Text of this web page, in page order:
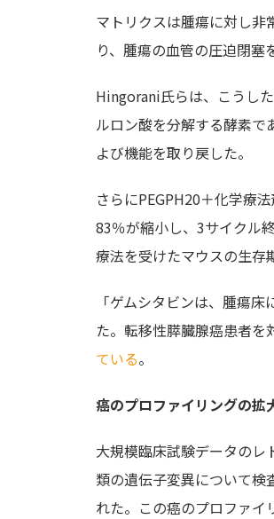
マトリクスは腫瘍に対し非
り、腫瘍の血管の圧迫閉塞
Hingorani氏らは、こうし
ルロン酸を分解する酵素で
よび機能を取り戻した。
さらにPEGPH20＋化学療
83％が縮小し、3サイクル
療法を受けたマウスの生存
「ゲムシタビンは、腫瘍
た。転移性膵臓腺癌患者を
ている。
癌のプロファイリングの拡
大規模臨床試験データのレ
類の遺伝子変異について検
れた。この癌のプロファイ